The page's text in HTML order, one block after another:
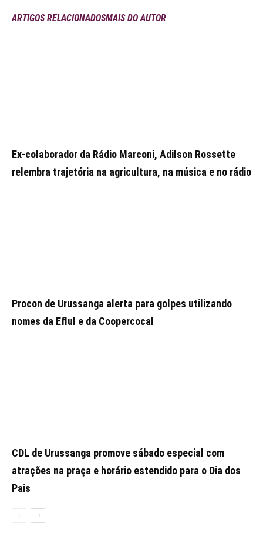
ARTIGOS RELACIONADOSMAIS DO AUTOR
Ex-colaborador da Rádio Marconi, Adilson Rossette
relembra trajetória na agricultura, na música e no rádio
Procon de Urussanga alerta para golpes utilizando
nomes da Eflul e da Coopercocal
CDL de Urussanga promove sábado especial com
atrações na praça e horário estendido para o Dia dos
Pais